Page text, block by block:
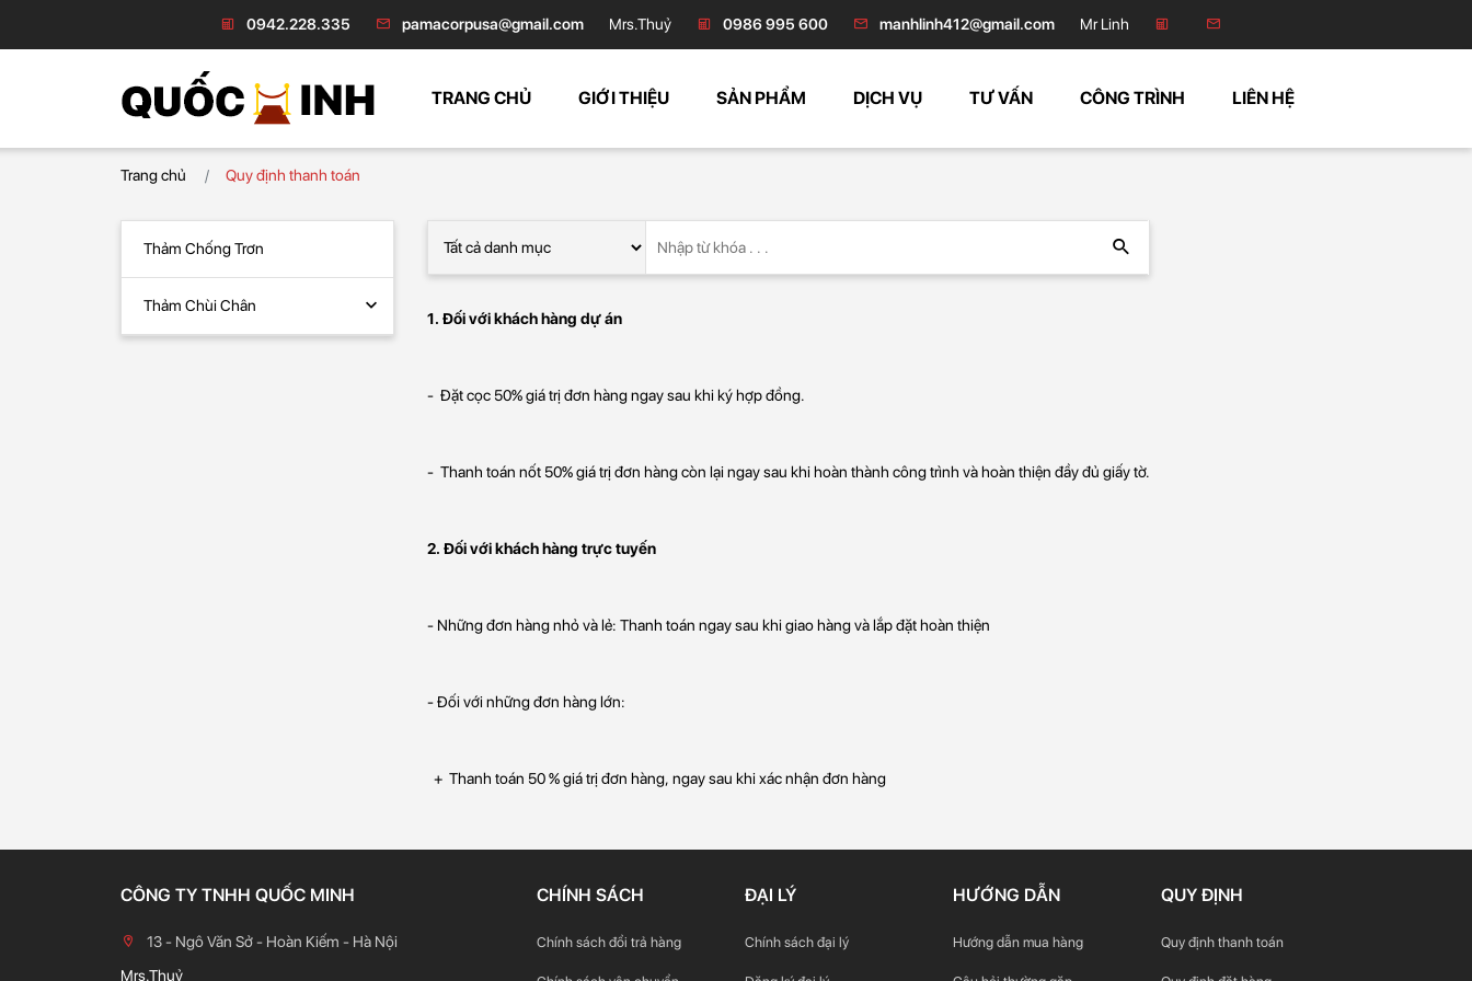
0942.228.335 pamacorpusa@gmail.com Mrs.Thuỷ 0986 995 600 manhlinh412@gmail.com Mr Linh
TRANG CHỦ GIỚI THIỆU SẢN PHẨM DỊCH VỤ TƯ VẤN CÔNG TRÌNH LIÊN HỆ
Trang chủ Quy định thanh toán
Thảm Chống Trơn
Thảm Chùi Chân
1. Đối với khách hàng dự án
- Đặt cọc 50% giá trị đơn hàng ngay sau khi ký hợp đồng.
- Thanh toán nốt 50% giá trị đơn hàng còn lại ngay sau khi hoàn thành công trình và hoàn thiện đầy đủ giấy tờ.
2. Đối với khách hàng trực tuyến
- Những đơn hàng nhỏ và lẻ: Thanh toán ngay sau khi giao hàng và lắp đặt hoàn thiện
- Đối với những đơn hàng lớn:
+ Thanh toán 50 % giá trị đơn hàng, ngay sau khi xác nhận đơn hàng
CÔNG TY TNHH QUỐC MINH
13 - Ngô Văn Sở - Hoàn Kiếm - Hà Nội
Mrs.Thuỷ
CHÍNH SÁCH
Chính sách đổi trả hàng
ĐẠI LÝ
Chính sách đại lý
HƯỚNG DẪN
Hướng dẫn mua hàng
QUY ĐỊNH
Quy định thanh toán